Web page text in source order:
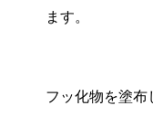
ます。
フッ化物を塗布